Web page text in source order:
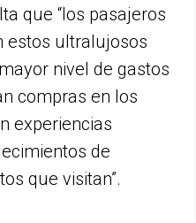
que “los pasajeros
estos ultralujosos
nivel de gastos
compras en los
experiencias
de
que visitan”.